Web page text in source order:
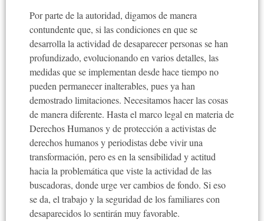
Por parte de la autoridad, digamos de manera
contundente que, si las condiciones en que se
desarrolla la actividad de desaparecer personas se han
profundizado, evolucionando en varios detalles, las
medidas que se implementan desde hace tiempo no
pueden permanecer inalterables, pues ya han
demostrado limitaciones. Necesitamos hacer las cosas
de manera diferente. Hasta el marco legal en materia de
Derechos Humanos y de protección a activistas de
derechos humanos y periodistas debe vivir una
transformación, pero es en la sensibilidad y actitud
hacia la problemática que viste la actividad de las
buscadoras, donde urge ver cambios de fondo. Si eso
se da, el trabajo y la seguridad de los familiares con
desaparecidos lo sentirán muy favorable.